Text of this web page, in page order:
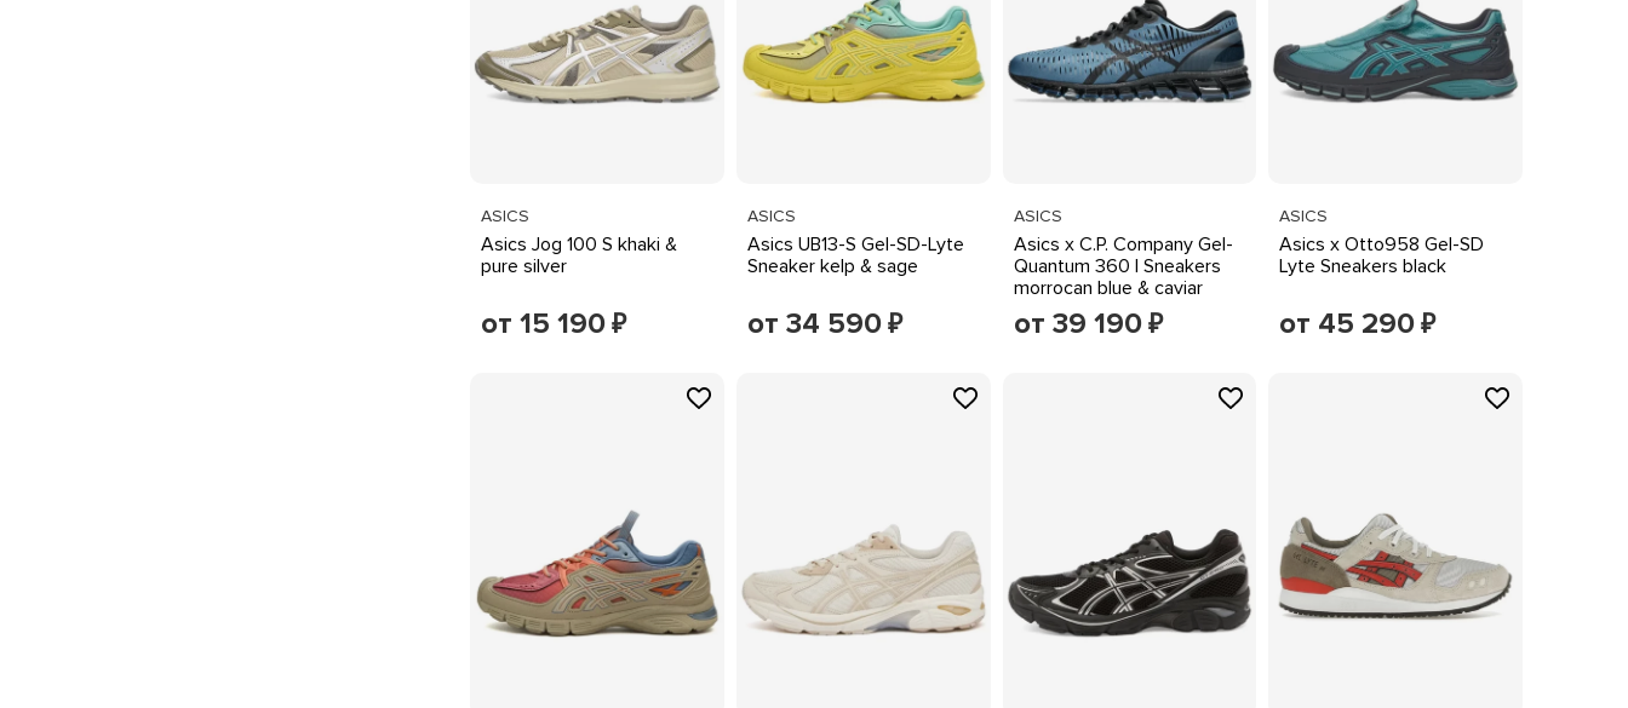
ASICS
Asics Jog 100 S khaki &
pure silver
от 15 190 ₽
ASICS
Asics UB13-S Gel-SD-Lyte
Sneaker kelp & sage
от 34 590 ₽
ASICS
Asics x C.P. Company Gel-
Quantum 360 I Sneakers
morrocan blue & caviar
от 39 190 ₽
ASICS
Asics x Otto958 Gel-SD
Lyte Sneakers black
от 45 290 ₽